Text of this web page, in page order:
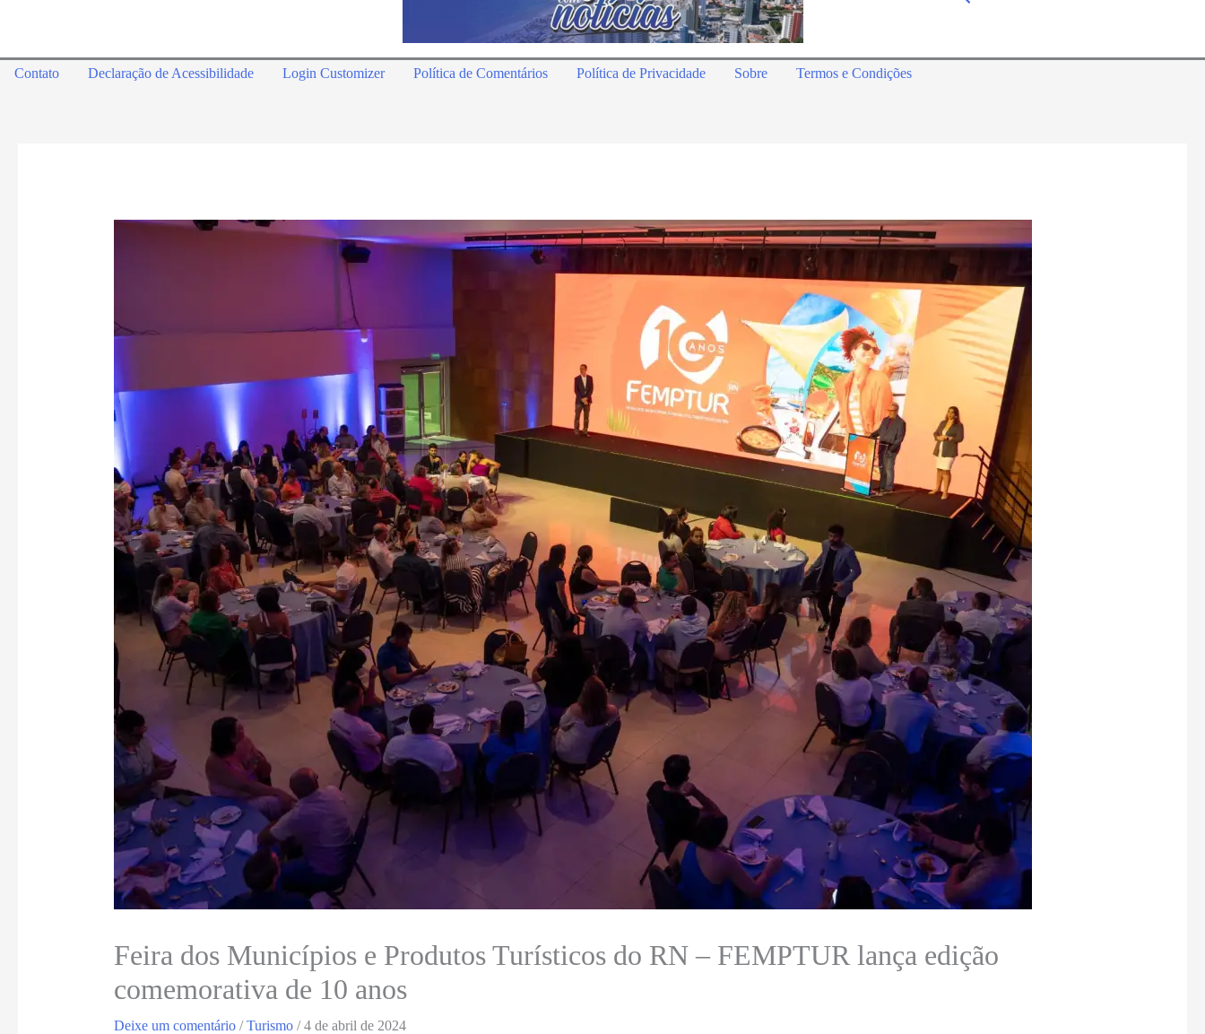
Contato Declaração de Acessibilidade Login Customizer Política de Comentários Política de Privacidade Sobre Termos e Condições
Feira dos Municípios e Produtos Turísticos do RN – FEMPTUR lança edição
comemorativa de 10 anos
Deixe um comentário /Turismo/4 de abril de 2024